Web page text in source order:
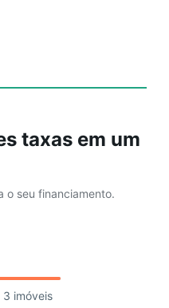
taxas em um
o seu financiamento.
imóveis